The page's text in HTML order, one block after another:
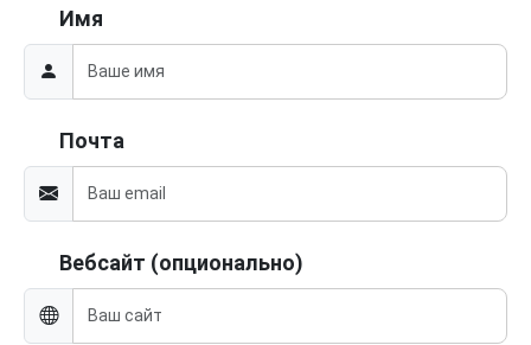
Имя
Почта
Вебсайт (опционально)